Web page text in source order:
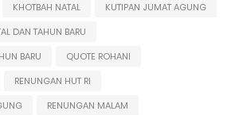
KHOTBAH NATAL
KUTIPAN JUMAT AGUNG
DAN TAHUN BARU
BARU
QUOTE ROHANI
RENUNGAN HUT RI
RENUNGAN MALAM